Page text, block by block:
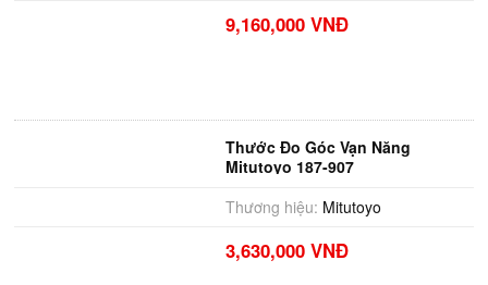
9,160,000 VNĐ
Thước Đo Góc Vạn Năng
Mitutoyo 187-907
Thương hiệu: Mitutoyo
3,630,000 VNĐ